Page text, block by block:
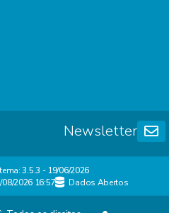
Newsletter
3.5.3 - 19/06/2026
08/2026 16:57 Dados Abertos